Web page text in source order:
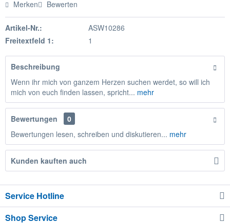
Merken Bewerten
Artikel-Nr.:
ASW10286
Freitextfeld 1:
1
Beschreibung
Wenn ihr mich von ganzem Herzen suchen werdet, so will ich
mich von euch finden lassen, spricht... mehr
Bewertungen
0
Bewertungen lesen, schreiben und diskutieren... mehr
Kunden kauften auch
Service Hotline
Shop Service